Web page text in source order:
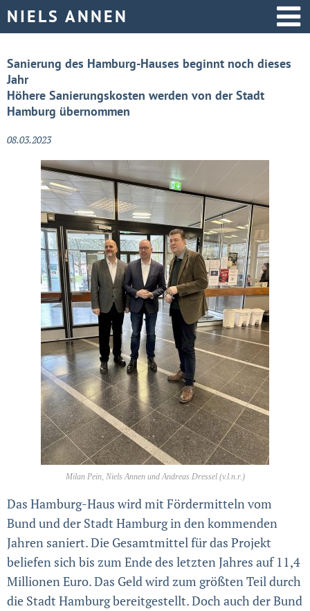
Aktive Politik
Über mich
Sanierung des Hamburg-Hauses beginnt noch dieses
Jahr
Höhere Sanierungskosten werden von der Stadt
Hamburg übernommen
08.03.2023
Milan Pein, Niels Annen und Andreas Dressel (v.l.n.r.)
Das Hamburg-Haus wird mit Fördermitteln vom
Bund und der Stadt Hamburg in den kommenden
Jahren saniert. Die Gesamtmittel für das Projekt
beliefen sich bis zum Ende des letzten Jahres auf 11,4
Millionen Euro. Das Geld wird zum größten Teil durch
die Stadt Hamburg bereitgestellt. Doch auch der Bund